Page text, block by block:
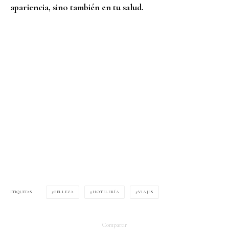
apariencia, sino también en tu salud.
ETIQUETAS BELLEZA HOTELERÍA VIAJES
Compartir